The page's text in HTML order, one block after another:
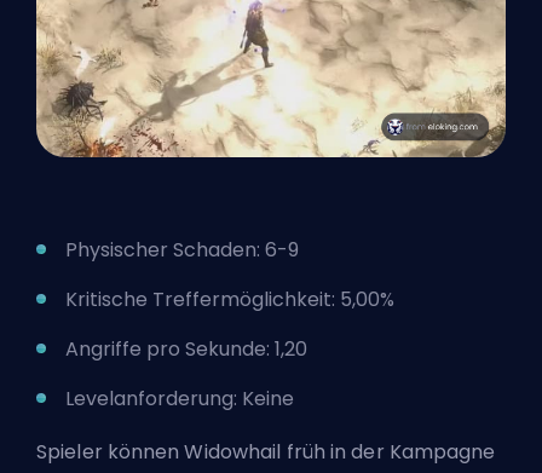
Physischer Schaden: 6-9
Kritische Treffermöglichkeit: 5,00%
Angriffe pro Sekunde: 1,20
Levelanforderung: Keine
Spieler können Widowhail früh in der Kampagne